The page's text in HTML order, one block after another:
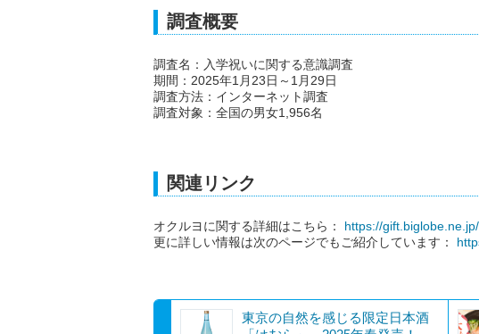
調査概要
調査名：入学祝いに関する意識調査
期間：2025年1月23日～1月29日
調査方法：インターネット調査
調査対象：全国の男女1,956名
関連リンク
オクルヨに関する詳細はこちら： https://
更に詳しい情報は次のページでもご紹介しています：
東京の自然を感じる限定日本酒